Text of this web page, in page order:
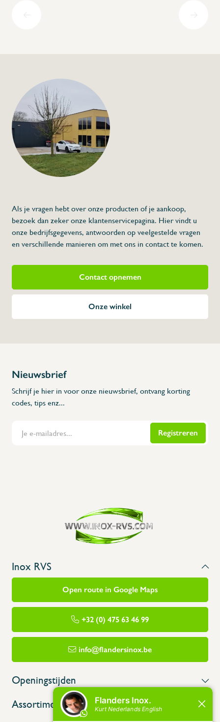
Flanders Inox | Karperstraat 6, 8400 Oostende | België | BNP Paribas Fortis:
Als je vragen hebt over onze producten of je aankoop,
bezoek dan zeker onze klantenservicepagina. Hier vindt u
onze bedrijfsgegevens, antwoorden op veelgestelde vragen
en verschillende manieren om met ons in contact te komen.
Contact opnemen
Onze winkel
Nieuwsbrief
Schrijf je hier in voor onze nieuwsbrief, ontvang korting
codes, tips enz...
Registreren
Inox RVS
Open route in Google Maps
+32 (0) 475 63 46 99
info@flandersinox.be
Openingstijden
Assortiment